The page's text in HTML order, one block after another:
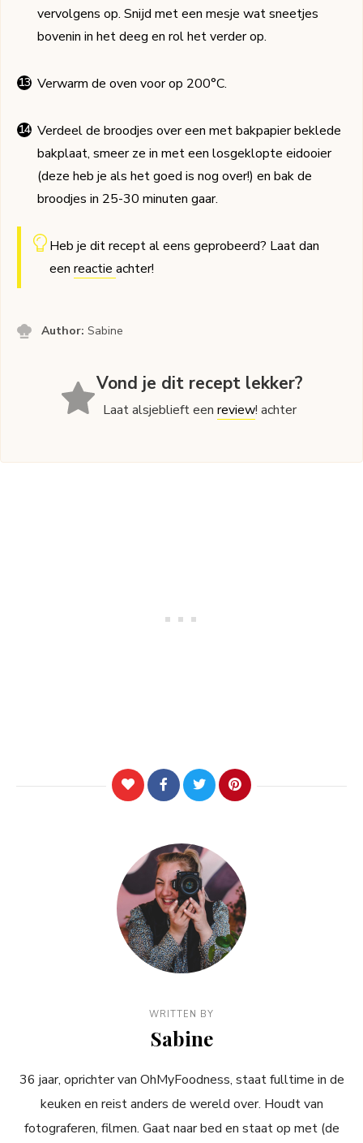
vervolgens op. Snijd met een mesje wat sneetjes
bovenin in het deeg en rol het verder op.
Verwarm de oven voor op 200°C.
Verdeel de broodjes over een met bakpapier beklede
bakplaat, smeer ze in met een losgeklopte eidooier
(deze heb je als het goed is nog over!) en bak de
broodjes in 25-30 minuten gaar.
Heb je dit recept al eens geprobeerd? Laat dan
een reactie achter!
Author:Sabine
Vond je dit recept lekker?
Laat alsjeblieft eenreview! achter
WRITTEN BY
Sabine
36 jaar, oprichter van OhMyFoodness, staat fulltime in de
keuken en reist anders de wereld over. Houdt van
fotograferen, filmen. Gaat naar bed en staat op met (de